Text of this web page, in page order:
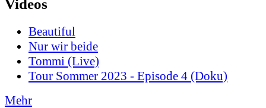
Videos
Beautiful
Nur wir beide
Tommi (Live)
Tour Sommer 2023 - Episode 4 (Doku)
Mehr